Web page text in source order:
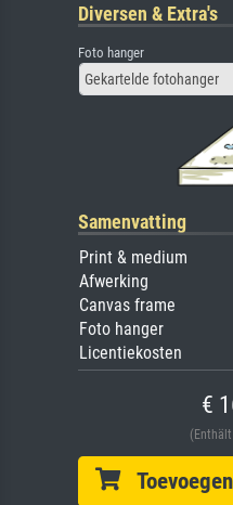
Diversen & Extra's
Foto hanger
Gekartelde fotohanger
Samenvatting
Print & medium
Afwerking
Canvas frame
Foto hanger
Licentiekosten
€
Toevoegen